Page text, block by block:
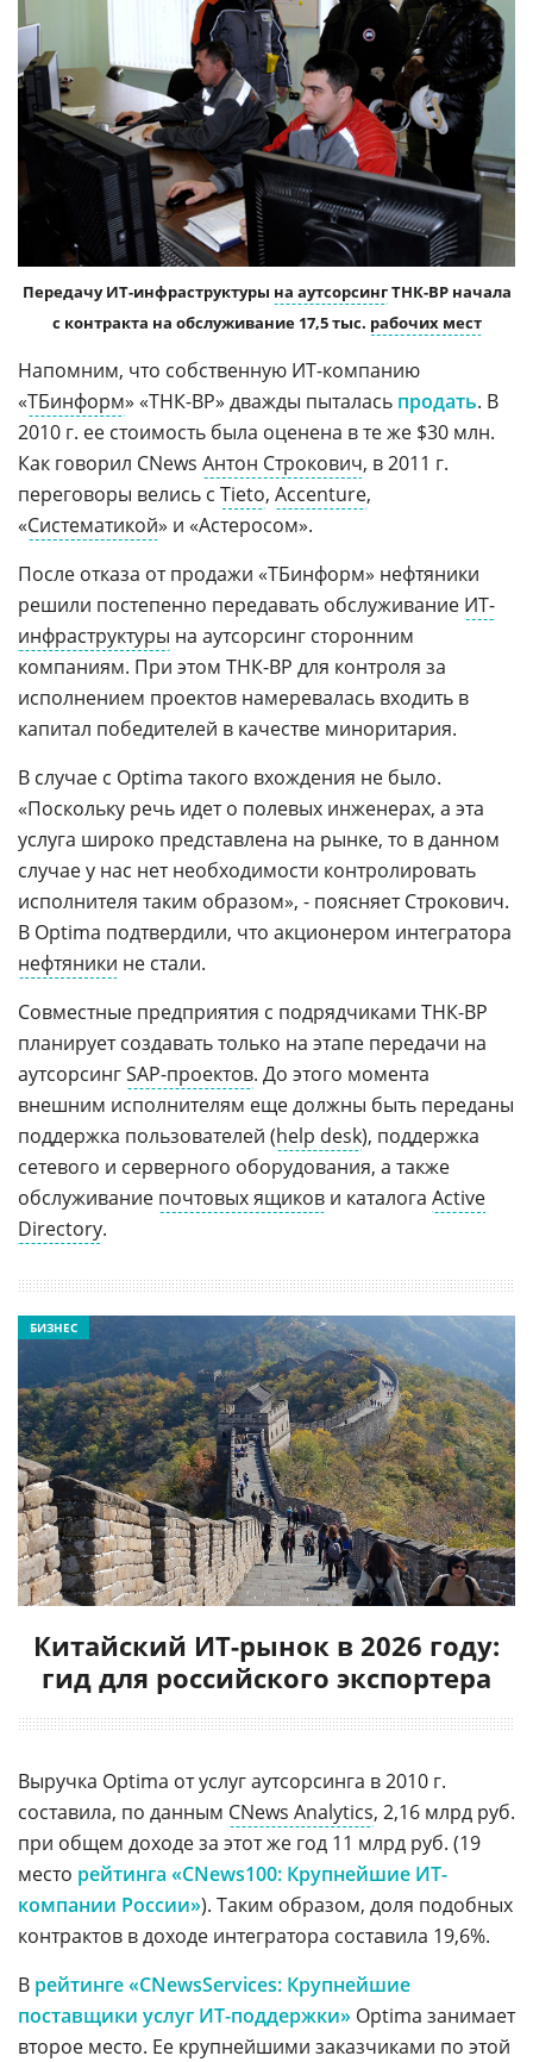
Передачу ИТ-инфраструктуры на аутсорсингТНК-BP начала
с контракта на обслуживание 17,5 тыс. рабочих мест
Напомним, что собственную ИТ-компанию
«ТБинформ» «ТНК-BP» дважды пыталась продать. В
2010 г. ее стоимость была оценена в те же $30 млн.
Как говорил CNews Антон Строкович, в 2011 г.
переговоры велись с Tieto, Accenture,
«Систематикой» и «Астеросом».
После отказа от продажи «ТБинформ» нефтяники
решили постепенно передавать обслуживание ИТ-
инфраструктуры на аутсорсинг сторонним
компаниям. При этом ТНК-BP для контроля за
исполнением проектов намеревалась входить в
капитал победителей в качестве миноритария.
В случае с Optima такого вхождения не было.
«Поскольку речь идет о полевых инженерах, а эта
услуга широко представлена на рынке, то в данном
случае у нас нет необходимости контролировать
исполнителя таким образом», - поясняет Строкович.
В Optima подтвердили, что акционером интегратора
нефтяники не стали.
Совместные предприятия с подрядчиками ТНК-BP
планирует создавать только на этапе передачи на
аутсорсингSAP-проектов. До этого момента
внешним исполнителям еще должны быть переданы
поддержка пользователей (help desk), поддержка
сетевого и серверного оборудования, а также
обслуживание почтовых ящиков и каталога Active
Directory.
Китайский ИТ-рынок в 2026 году:
гид для российского экспортера
БИЗНЕС
Выручка Optima от услуг аутсорсинга в 2010 г.
составила, по данным CNews Analytics, 2,16 млрд руб.
при общем доходе за этот же год 11 млрд руб. (19
место рейтинга «CNews100: Крупнейшие ИТ-
компании России»). Таким образом, доля подобных
контрактов в доходе интегратора составила 19,6%.
В рейтинге «CNewsServices: Крупнейшие
поставщики услуг ИТ-поддержки» Optima занимает
второе место. Ее крупнейшими заказчиками по этой